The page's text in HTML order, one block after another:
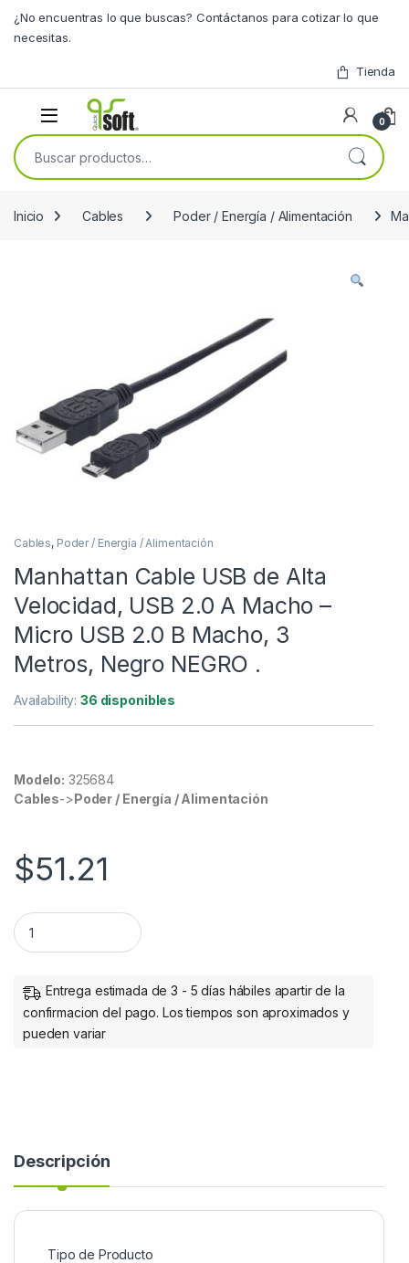
¿No encuentras lo que buscas? Contáctanos para cotizar lo que
necesitas.
Tienda
0
Buscar por:
Inicio Cables Poder / Energía / Alimentación
Cables, Poder / Energía / Alimentación
Manhattan Cable USB de Alta
Velocidad, USB 2.0 A Macho –
Micro USB 2.0 B Macho, 3
Metros, Negro NEGRO .
Availability:36 disponibles
Modelo: 325684
Cables->Poder / Energía / Alimentación
$51.21
Manhattan Cable USB de Alta Velocidad, USB 2.0 A Macho -
Entrega estimada de 3 - 5 días hábiles apartir de la
confirmacion del pago. Los tiempos son aproximados y
pueden variar
Descripción
Tipo de Producto